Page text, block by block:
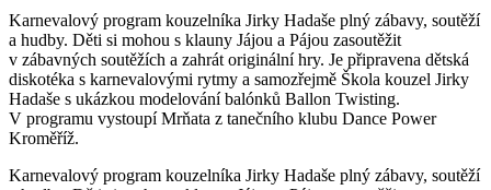
Karnevalový program kouzelníka Jirky Hadaše plný zábavy, soutěží
a hudby. Děti si mohou s klauny Jájou a Pájou zasoutěžit
v zábavných soutěžích a zahrát originální hry. Je připravena dětská
diskotéka s karnevalovými rytmy a samozřejmě Škola kouzel Jirky
Hadaše s ukázkou modelování balónků Ballon Twisting.
V programu vystoupí Mrňata z tanečního klubu Dance Power
Kroměříž.
Karnevalový program kouzelníka Jirky Hadaše plný zábavy, soutěží